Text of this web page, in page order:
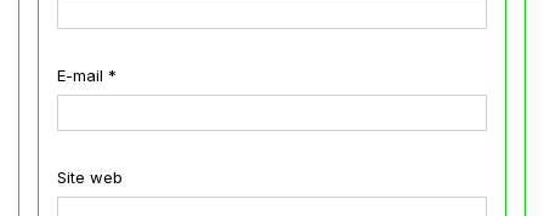
E-mail *
Site web